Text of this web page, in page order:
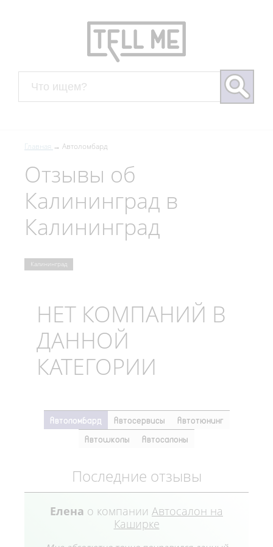
Главная Автоломбард
Отзывы об
Калининград в
Калининград
Калининград
НЕТ КОМПАНИЙ В
ДАННОЙ
КАТЕГОРИИ
Автоломбард Автосервисы
Автотюнинг
Автошколы
Автосалоны
Последние отзывы
Елена о компании Автосалон на
Каширке